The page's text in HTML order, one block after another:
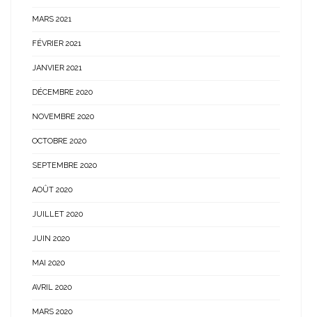
MARS 2021
FÉVRIER 2021
JANVIER 2021
DÉCEMBRE 2020
NOVEMBRE 2020
OCTOBRE 2020
SEPTEMBRE 2020
AOÛT 2020
JUILLET 2020
JUIN 2020
MAI 2020
AVRIL 2020
MARS 2020